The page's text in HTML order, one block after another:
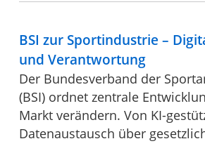
BSI zur Sportindustrie –
und Verantwortung
Der Bundesverband der
(BSI) ordnet zentrale
Markt verändern. Von KI-
Datenaustausch über